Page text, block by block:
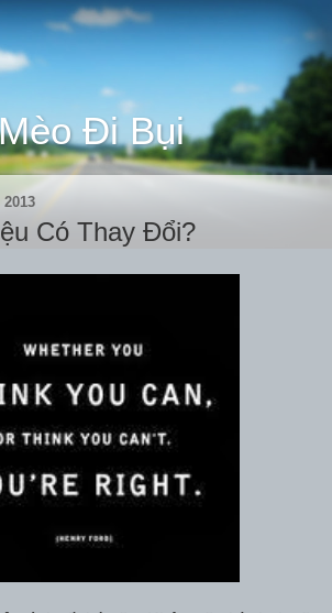
Đi Bụi
Có Thay Đổi?